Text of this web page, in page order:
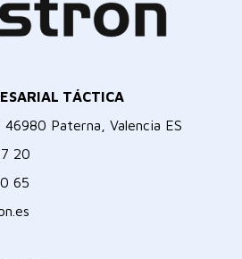
TÁCTICA
Paterna, Valencia ES
20
65